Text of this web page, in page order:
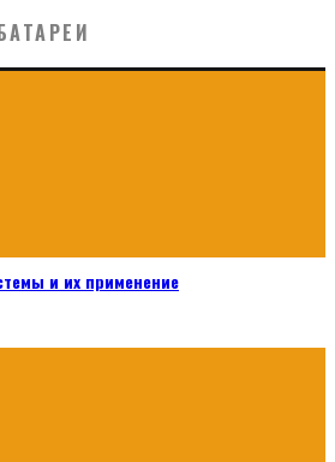
и их применение